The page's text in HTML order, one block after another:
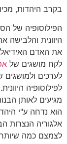
בקרב היהדות,
הפילוסופיה של
היוונית
את האדם
לקח מושגים של
לערכים ולמושגים
לפילוסופיה
מגיעים לאותן
הוא נדחה ע"י
אלגוריה הנצרות
לצמצם כמה